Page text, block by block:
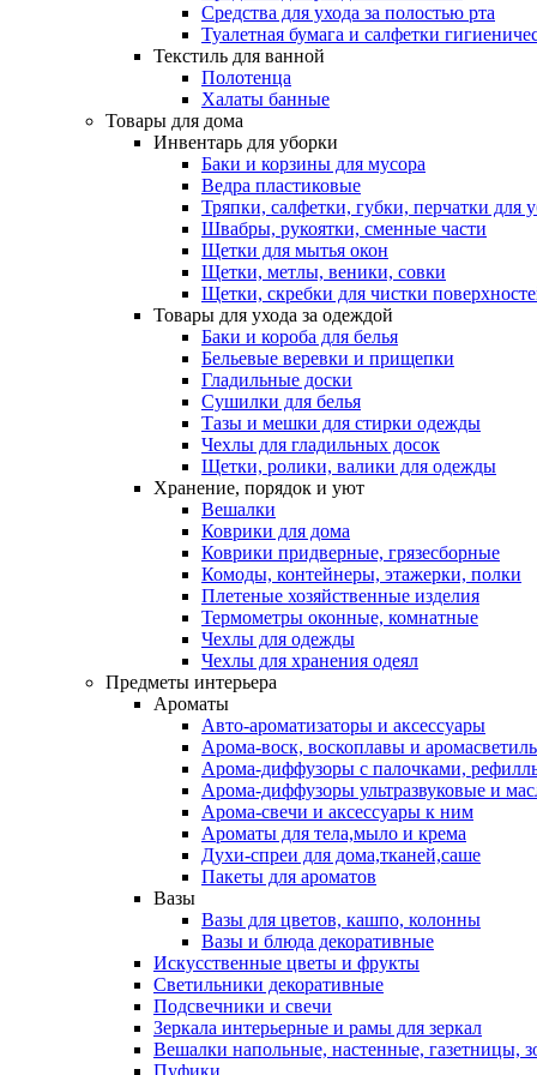
Средства для ухода за полостью рта
Туалетная бумага и салфетки
Текстиль для ванной
Полотенца
Халаты банные
Товары для дома
Инвентарь для уборки
Баки и корзины для мусора
Ведра пластиковые
Тряпки, салфетки, губки, перчатки для
Швабры, рукоятки, сменные части
Щетки для мытья окон
Щетки, метлы, веники, совки
Щетки, скребки для чистки
Товары для ухода за одеждой
Баки и короба для белья
Бельевые веревки и прищепки
Гладильные доски
Сушилки для белья
Тазы и мешки для стирки одежды
Чехлы для гладильных досок
Щетки, ролики, валики для одежды
Хранение, порядок и уют
Вешалки
Коврики для дома
Коврики придверные, грязесборные
Комоды, контейнеры, этажерки, полки
Плетеные хозяйственные изделия
Термометры оконные, комнатные
Чехлы для одежды
Чехлы для хранения одеял
Предметы интерьера
Ароматы
Авто-ароматизаторы и аксессуары
Арома-воск, воскоплавы и
Арома-диффузоры с палочками,
Арома-диффузоры ультразвуковые и
Арома-свечи и аксессуары к ним
Ароматы для тела,мыло и крема
Духи-спреи для дома,тканей,саше
Пакеты для ароматов
Вазы
Вазы для цветов, кашпо, колонны
Вазы и блюда декоративные
Искусственные цветы и фрукты
Светильники декоративные
Подсвечники и свечи
Зеркала интерьерные и рамы для зеркал
Вешалки напольные, настенные, газетницы,
Пуфики